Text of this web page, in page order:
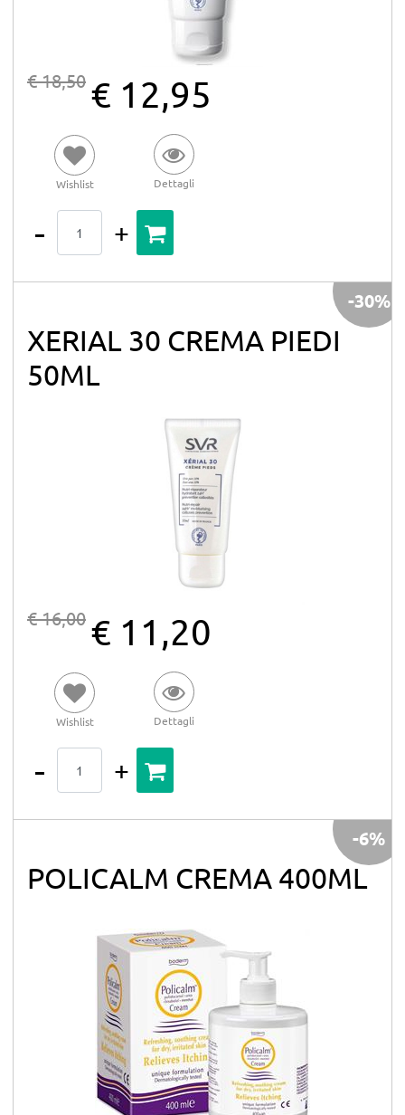
€ 18,50 € 12,95
Wishlist Dettagli
XERIAL 30 CREMA PIEDI
50ML
€ 16,00 € 11,20
Wishlist Dettagli
-30%
POLICALM CREMA 400ML
-6%